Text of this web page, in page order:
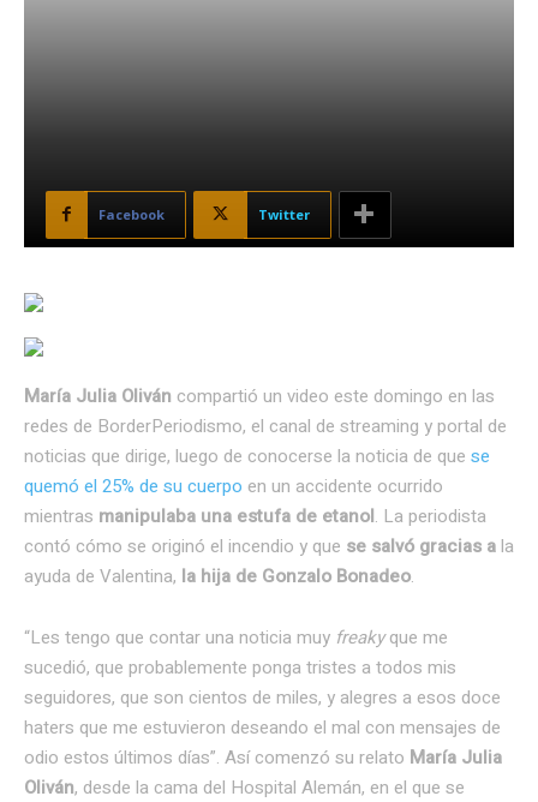
Facebook Twitter
María Julia Oliván compartió un video este domingo en las
redes de BorderPeriodismo, el canal de streaming y portal de
noticias que dirige, luego de conocerse la noticia de que se
quemó el 25% de su cuerpo en un accidente ocurrido
mientras manipulaba una estufa de etanol. La periodista
contó cómo se originó el incendio y que se salvó gracias a la
ayuda de Valentina, la hija de Gonzalo Bonadeo.
“Les tengo que contar una noticia muy freakyque me
sucedió, que probablemente ponga tristes a todos mis
seguidores, que son cientos de miles, y alegres a esos doce
haters que me estuvieron deseando el mal con mensajes de
odio estos últimos días”. Así comenzó su relato María Julia
Oliván, desde la cama del Hospital Alemán, en el que se